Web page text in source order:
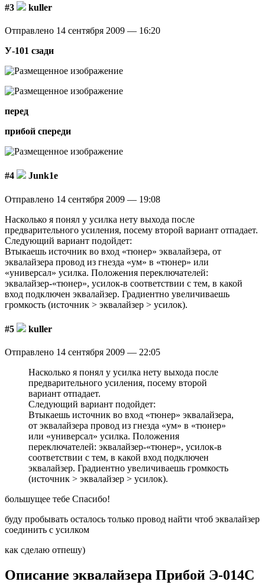
#3 kuller
Отправлено 14 сентября 2009 — 16:20
У-101 сзади
перед
прибой спереди
#4 Junk1e
Отправлено 14 сентября 2009 — 19:08
Насколько я понял у усилка нету выхода после
предварительного усиления, посему второй вариант отпадает.
Следующий вариант подойдет:
Втыкаешь источник во вход «тюнер» эквалайзера, от
эквалайзера провод из гнезда «ум» в «тюнер» или
«универсал» усилка. Положения переключателей:
эквалайзер-«тюнер», усилок-в соответствии с тем, в какой
вход подключен эквалайзер. Градиентно увеличиваешь
громкость (источник > эквалайзер > усилок).
#5 kuller
Отправлено 14 сентября 2009 — 22:05
Насколько я понял у усилка нету выхода после
предварительного усиления, посему второй
вариант отпадает.
Следующий вариант подойдет:
Втыкаешь источник во вход «тюнер» эквалайзера,
от эквалайзера провод из гнезда «ум» в «тюнер»
или «универсал» усилка. Положения
переключателей: эквалайзер-«тюнер», усилок-в
соответствии с тем, в какой вход подключен
эквалайзер. Градиентно увеличиваешь громкость
(источник > эквалайзер > усилок).
большущее тебе Спасибо!
буду пробывать осталось только провод найти чтоб эквалайзер
соединить с усилком
как сделаю отпешу)
Описание эквалайзера Прибой Э-014С